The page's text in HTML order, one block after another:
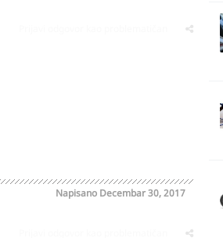
Napisano Decembar 30, 2017